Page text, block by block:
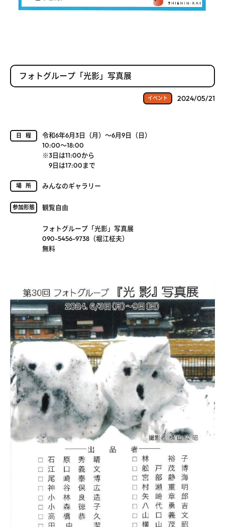
フォトグループ「光影」写真展
イベント 2024/05/21
日程
令和6年6月3日（月）～6月9日（日）
10:00～18:00
※3日は11:00から
9日は17:00まで
場所 みんなのギャラリー
参加形態 観覧自由
フォトグループ「光影」写真展
090-5456-9738（堀江柾夫）
無料